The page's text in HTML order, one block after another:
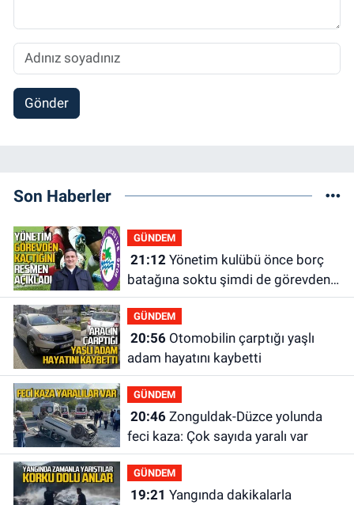
Gönder
Son Haberler
GÜNDEM
21:12Yönetim kulübü önce borç
batağına soktu şimdi de görevden
kaçtığını resmen açıkladı
GÜNDEM
20:56Otomobilin çarptığı yaşlı
adam hayatını kaybetti
GÜNDEM
20:46Zonguldak-Düzce yolunda
feci kaza: Çok sayıda yaralı var
GÜNDEM
19:21